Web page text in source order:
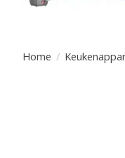
Home /